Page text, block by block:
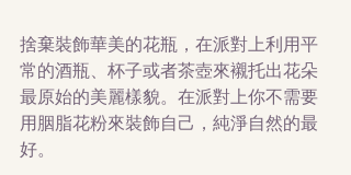
捨棄裝飾華美的花瓶，在派對上利用平
常的酒瓶、杯子或者茶壺來襯托出花朵
最原始的美麗樣貌。在派對上你不需要
用胭脂花粉來裝飾自己，純淨自然的最
好。